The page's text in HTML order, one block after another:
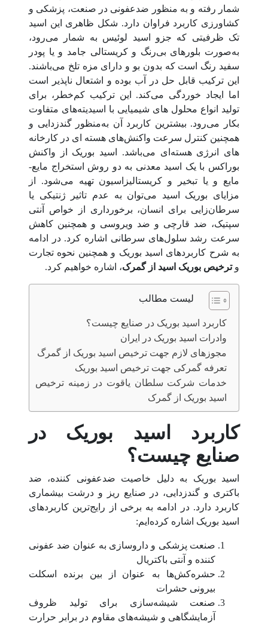
شمار رفته و به منظور ضدعفونی در صنعت، پزشکی و
کشاورزی کاربرد فراوان دارد. شکل ظاهری این اسید
تک ظرفیتی که جزو اسید لوئیس به شمار می‌رود،
به‌صورت بلورهای بی‌رنگ و کریستالی جامد و یا پودر
سفید رنگ است که بدون بو و دارای مزه تلخ می‌باشند.
این ترکیب قابل حل در آب بوده و اشتعال ناپذیر است
اما ایجاد خوردگی می‌کند. این ترکیب کم‌خطر، برای
تولید انواع محلول های شیمیایی با اسیدیته‌های متفاوت
بکار می‌رود. بیشترین کاربرد آن به‌منظور گندزدایی و
همچنین کنترل سرعت واکنش‌های هسته ای در کارخانه
های انرژی هسته‌ای می‌باشد. اسید بوریک از واکنش
بوراکس با یک اسید معدنی به دو روش استخراج مایع-
مایع و یا تبخیر و کریستالیزاسیون تهیه می‌شود. از
مزایای بوریک اسید می‌توان به عدم تاثیر ژنتیکی یا
سرطان‌زایی برای انسان، برخورداری از خواص آنتی
سپتیک، ضد قارچی و ضد ویروسی و همچنین کاهش
سرعت رشد سلول‌های سرطانی اشاره کرد. در ادامه
به شرح کاربردهای اسید بوریک و همچنین نحوه تجارت
وترخیص بوریک اسید از گمرک، اشاره خواهیم کرد.
لیست مطالب
کاربرد اسید بوریک در صنایع چیست؟
وادرات اسید بوریک در ایران
مجوزهای لازم جهت ترخیص اسید بوریک از گمرگ
تعرفه گمرکی جهت ترخیص اسید بوریک
خدمات شرکت سلطان یاقوت در زمینه ترخیص
اسید بوریک از گمرک
کاربرد اسید بوریک در
صنایع چیست؟
اسید بوریک به دلیل خاصیت ضدعفونی کننده، ضد
باکتری و گندزدایی، در صنایع ریز و درشت بیشماری
کاربرد دارد. در ادامه به برخی از رایج‌ترین کاربردهای
اسید بوریک اشاره کرده‌ایم:
صنعت پزشکی و داروسازی به عنوان ضد عفونی
کننده و آنتی باکتریال
حشره‌کش‌ها به عنوان از بین برنده اسکلت
بیرونی حشرات
صنعت شیشه‌سازی برای تولید ظروف
آزمایشگاهی و شیشه‌های مقاوم در برابر حرارت